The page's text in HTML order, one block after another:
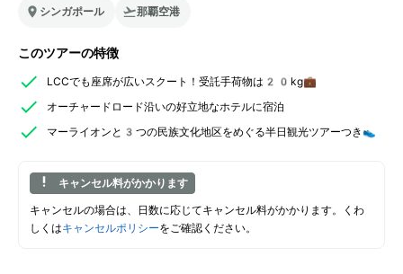
シンガポール
那覇空港
このツアーの特徴
LCCでも座席が広いスクート！受託手荷物は20kg💼
オーチャードロード沿いの好立地なホテルに宿泊
マーライオンと3つの民族文化地区をめぐる半日観光ツアーつき👟
キャンセル料がかかります
キャンセルの場合は、日数に応じてキャンセル料がかかります。くわ
しくはキャンセルポリシーをご確認ください。